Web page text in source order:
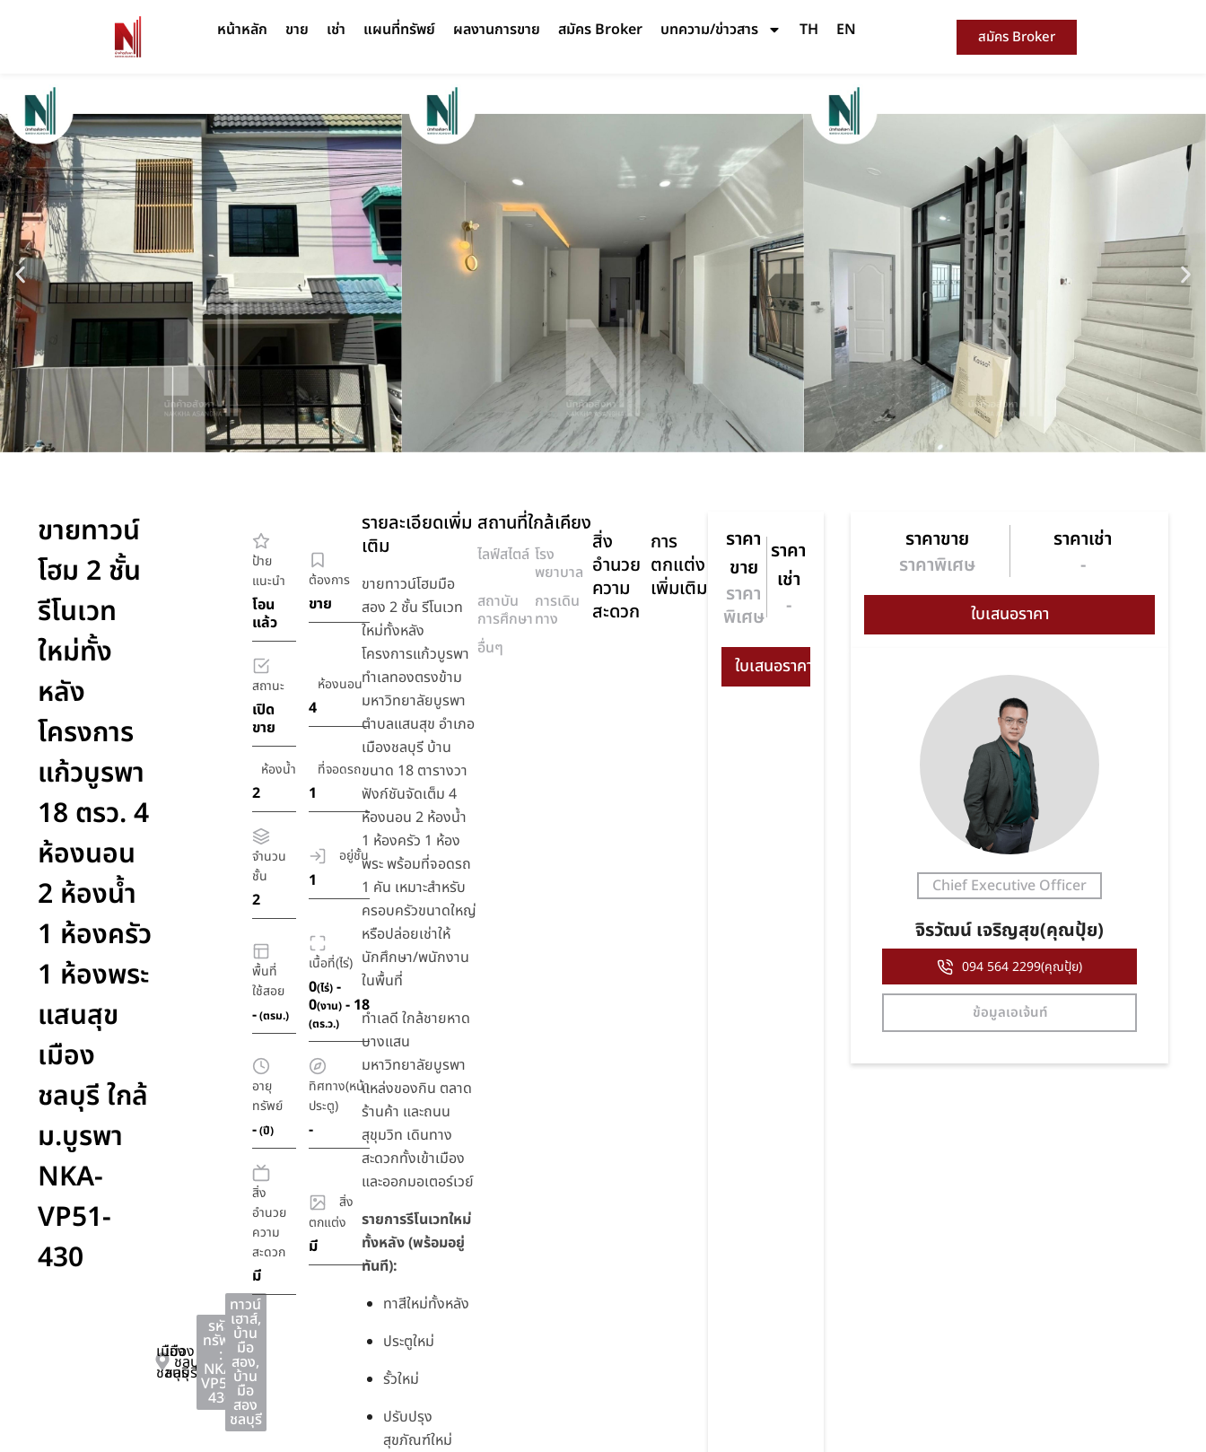
หน้าหลัก ขาย เช่า แผนที่ทรัพย์ ผลงานการขาย สมัคร Broker บทความ/ข่าวสาร TH EN สมัคร Broker
ขายทาวน์
โฮม 2 ชั้น
รีโนเวท
ใหม่ทั้ง
หลัง
โครงการ
แก้วบูรพา
18 ตรว. 4
ห้องนอน
2 ห้องน้ำ
1 ห้องครัว
1 ห้องพระ
แสนสุข
เมือง
ชลบุรี ใกล้
ม.บูรพา
NKA-
VP51-
430
เมือง
ชลบุรี
เมือง
ชลบุรี
ชลบุรี
รหัส
ทรัพย์
:
NKA-
VP51-
430
ทาวน์
เฮาส์,
บ้าน
มือ
สอง,
บ้าน
มือ
สอง
ชลบุรี
ป้าย
แนะนำ
โอน
แล้ว
ต้องการ
ขาย
สถานะ
เปิด
ขาย
ห้องนอน
4
ห้องน้ำ
2
ที่จอดรถ
1
จำนวน
ชั้น
2
อยู่ชั้น
1
พื้นที่
ใช้สอย
-(ตรม.)
เนื้อที่(ไร่)
0(ไร่) -
0(งาน) - 18
(ตร.ว.)
อายุ
ทรัพย์
-(ปี)
ทิศทาง(หน้า
ประตู)
-
สิ่ง
อำนวย
ความ
สะดวก
มี
สิ่ง
ตกแต่ง
มี
รายละเอียดเพิ่ม
เติม
ขายทาวน์โฮมมือ
สอง 2 ชั้น รีโนเวท
ใหม่ทั้งหลัง
โครงการแก้วบูรพา
ทำเลทองตรงข้าม
มหาวิทยาลัยบูรพา
ตำบลแสนสุข อำเภอ
เมืองชลบุรี บ้าน
ขนาด 18 ตารางวา
ฟังก์ชันจัดเต็ม 4
ห้องนอน 2 ห้องน้ำ
1 ห้องครัว 1 ห้อง
พระ พร้อมที่จอดรถ
1 คัน เหมาะสำหรับ
ครอบครัวขนาดใหญ่
หรือปล่อยเช่าให้
นักศึกษา/พนักงาน
ในพื้นที่
ทำเลดี ใกล้ชายหาด
บางแสน
มหาวิทยาลัยบูรพา
แหล่งของกิน ตลาด
ร้านค้า และถนน
สุขุมวิท เดินทาง
สะดวกทั้งเข้าเมือง
และออกมอเตอร์เวย์
รายการรีโนเวทใหม่
ทั้งหลัง (พร้อมอยู่
ทันที):
ทาสีใหม่ทั้งหลัง
ประตูใหม่
รั้วใหม่
ปรับปรุง
สุขภัณฑ์ใหม่
สถานที่ใกล้เคียง
ไลฟ์สไตล์ โรง
พยาบาล
สถาบัน
การศึกษา
การเดิน
ทาง
อื่นๆ
สิ่ง
อำนวย
ความ
สะดวก
การ
ตกแต่ง
เพิ่มเติม
ราคา
ขาย
ราคา
พิเศษ
ราคา
เช่า
-
ราคาขาย
ราคาพิเศษ
ราคาเช่า
-
Chief Executive Officer
จิรวัฒน์ เจริญสุข(คุณปุ้ย)
094 564 2299(คุณปุ้ย)
ข้อมูลเอเจ้นท์